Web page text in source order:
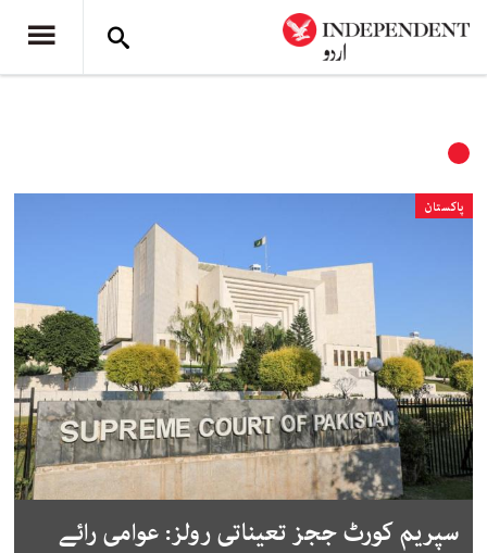
پاکستان
سپریم کورٹ ججز تعیناتی رولز: عوامی رائے